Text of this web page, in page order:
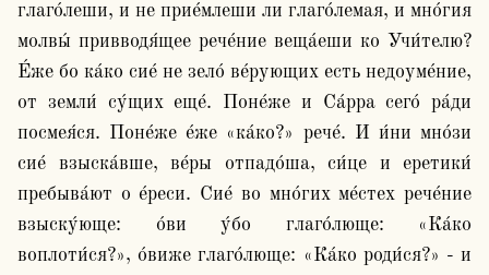
глаго́леши, и не прие́млеши ли глаго́лемая, и мно́гия
молвы́ привводя́щее рече́ние веща́еши ко Учи́телю?
Е́же бо ка́ко сие́ не зело́ ве́рующих есть недоуме́ние,
от земли́ су́щих еще́. Поне́же и Са́рра сего́ ра́ди
посмея́ся. Поне́же е́же «ка́ко?» рече́. И и́ни мно́зи
сие́ взыска́вше, ве́ры отпадо́ша, си́це и еретики́
пребыва́ют о е́реси. Сие́ во мно́гих ме́стех рече́ние
взыску́юще: о́ви у́бо глаго́люще: «Ка́ко
воплоти́ся?», о́виже глаго́люще: «Ка́ко роди́ся?» - и